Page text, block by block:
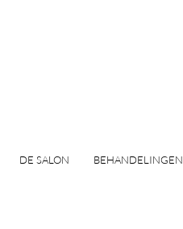
DE SALON BEHANDELINGEN